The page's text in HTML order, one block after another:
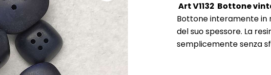
Art V1132 Bottone
Bottone interamente in
del suo spessore. La
semplicemente senza